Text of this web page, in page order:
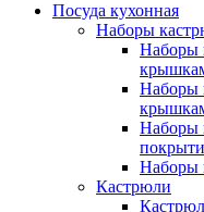
Посуда кухонная
Наборы
Наборы
Наборы
Наборы
Наборы
Кастрюли